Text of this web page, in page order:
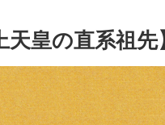
天皇の直系祖先